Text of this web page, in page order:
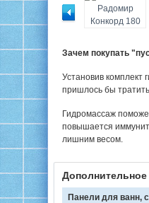
Зачем покупать
Установив комплект
пришлось бы
Гидромассаж
повышается
лишним весом.
Панели для ванн,